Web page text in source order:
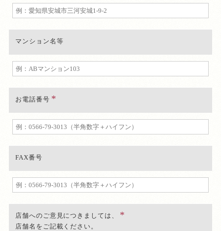
マンション名等
お電話番号
FAX番号
店舗へのご意見につきましては、
店舗名をご記載ください。